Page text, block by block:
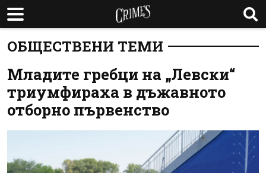
ОБЩЕСТВЕНИ ТЕМИ
Младите гребци на „Левски“
триумфираха в дъжавното
отборно първенство